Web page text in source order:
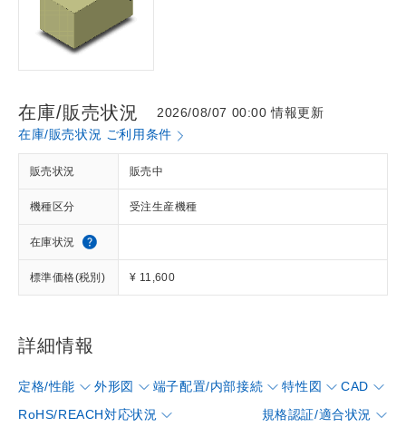
在庫/販売状況
2026/08/07 00:00 情報更新
在庫/販売状況 ご利用条件
販売状況 販売中
機種区分 受注生産機種
在庫状況
標準価格(税別) ¥ 11,600
詳細情報
定格/性能 外形図 端子配置/内部接続 特性図
CAD
RoHS/REACH対応状況
規格認証/適合状況